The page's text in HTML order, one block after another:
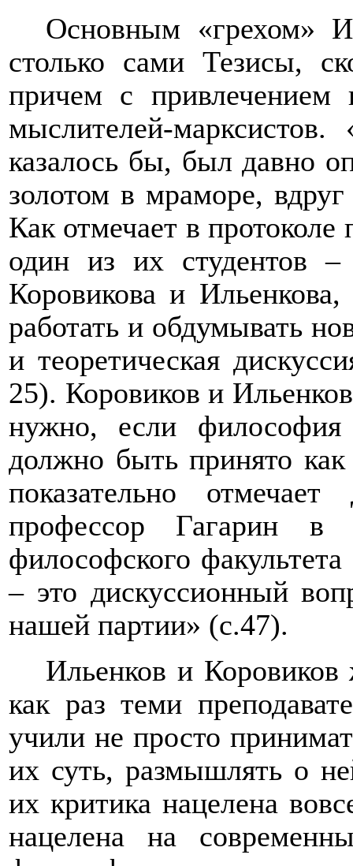
Основным «грехом»
столько сами Тезисы,
причем с привлечением
мыслителей-
казалось бы, был давно
золотом в мраморе,
Как отмечает в
один из их студентов
Коровикова и Ильенкова,
работать и обдумывать
и теоретическая
25). Коровиков и
нужно, если философия
должно быть принято
показательно
профессор Гагарин в
философского
– это дискуссионный
нашей партии» (c.47).
Ильенков и Коровиков
как раз теми
учили не просто
их суть, размышлять о
их критика нацелена
нацелена на